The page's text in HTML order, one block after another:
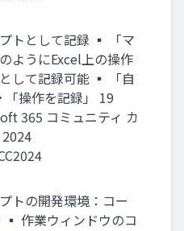
トとして記録 ▪ 「マ
ようにExcel上の操作
して記録可能 ▪ 「自
操作を記録」 19
365 コミュニティ カ
トの開発環境：コー
▪ 作業ウィンドウのコ